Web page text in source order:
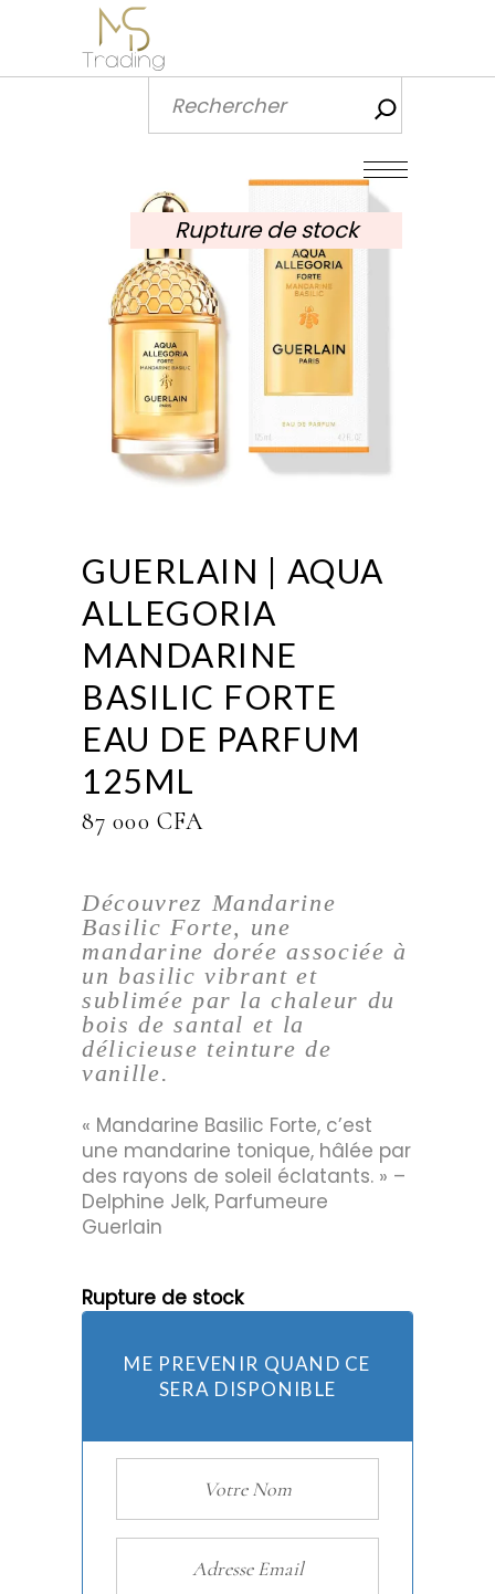
Rupture de stock
GUERLAIN | AQUA
ALLEGORIA
MANDARINE
BASILIC FORTE
EAU DE PARFUM
125ML
87 000 CFA
Découvrez Mandarine
Basilic Forte, une
mandarine dorée associée à
un basilic vibrant et
sublimée par la chaleur du
bois de santal et la
délicieuse teinture de
vanille.
« Mandarine Basilic Forte, c’est
une mandarine tonique, hâlée par
des rayons de soleil éclatants. » –
Delphine Jelk, Parfumeure
Guerlain
Rupture de stock
ME PREVENIR QUAND CE
SERA DISPONIBLE